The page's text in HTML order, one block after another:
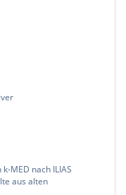
MED nach ILIAS
aus alten